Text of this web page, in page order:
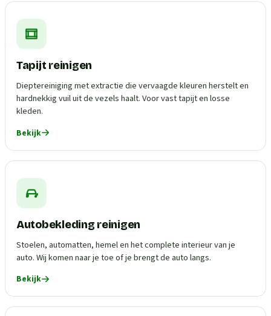
Tapijt reinigen
Dieptereiniging met extractie die vervaagde kleuren herstelt en
hardnekkig vuil uit de vezels haalt. Voor vast tapijt en losse
kleden.
Bekijk
Autobekleding reinigen
Stoelen, automatten, hemel en het complete interieur van je
auto. Wij komen naar je toe of je brengt de auto langs.
Bekijk